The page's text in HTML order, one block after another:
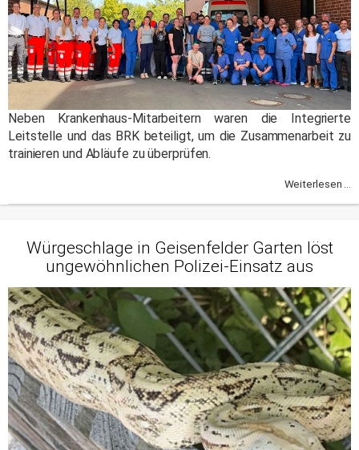
Neben Krankenhaus-Mitarbeitern waren die Integrierte
Leitstelle und das BRK beteiligt, um die Zusammenarbeit zu
trainieren und Abläufe zu überprüfen.
Weiterlesen ...
Würgeschlage in Geisenfelder Garten löst
ungewöhnlichen Polizei-Einsatz aus